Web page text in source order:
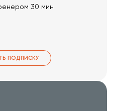
30 мин
ПОДПИСКУ